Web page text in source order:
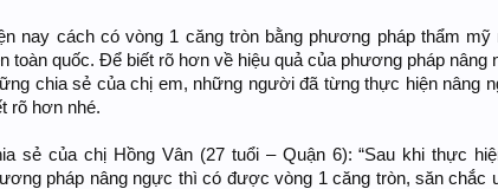
nay cách có vòng 1 căng tròn bằng phương pháp thẩm
toàn quốc. Để biết rõ hơn về hiệu quả của phương pháp nâng
chia sẻ của chị em, những người đã từng thực hiện nâng
rõ hơn nhé.
sẻ của chị Hồng Vân (27 tuổi – Quận 6): “Sau khi thực
pháp nâng ngực thì có được vòng 1 căng tròn, săn chắc